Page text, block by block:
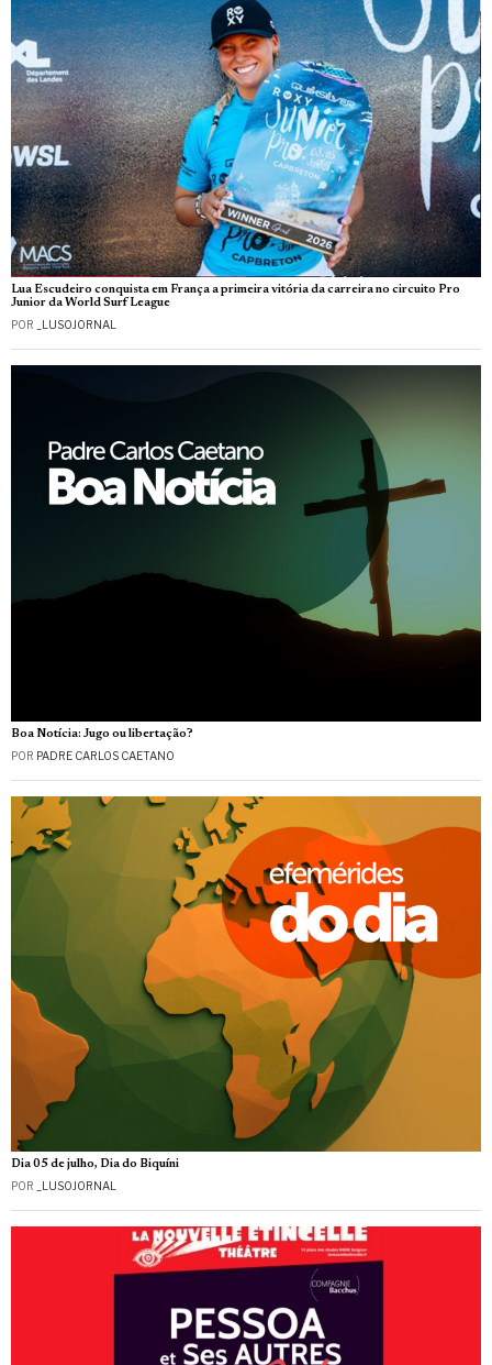
Lua Escudeiro conquista em França a primeira vitória da carreira no circuito Pro
Junior da World Surf League
POR _LUSOJORNAL
Boa Notícia: Jugo ou libertação?
POR PADRE CARLOS CAETANO
Dia 05 de julho, Dia do Biquíni
POR _LUSOJORNAL